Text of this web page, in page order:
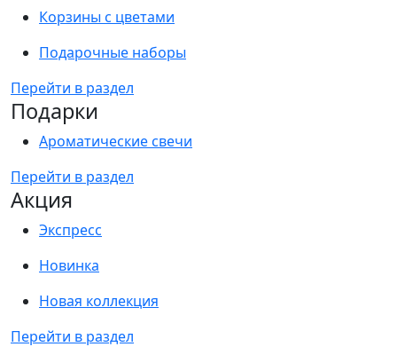
Корзины с цветами
Подарочные наборы
Перейти в раздел
Подарки
Ароматические свечи
Перейти в раздел
Акция
Экспресс
Новинка
Новая коллекция
Перейти в раздел